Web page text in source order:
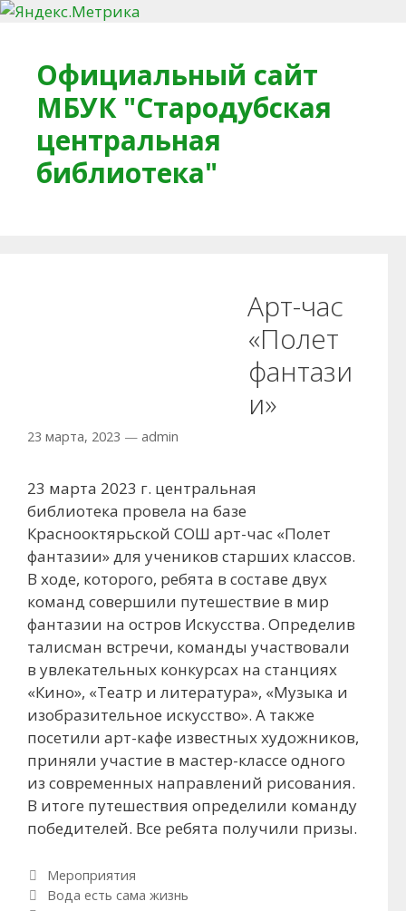
Официальный сайт
МБУК "Стародубская
центральная
библиотека"
Арт-час
«Полет
фантази
и»
23 марта, 2023 — admin
23 марта 2023 г. центральная
библиотека провела на базе
Краснооктярьской СОШ арт-час «Полет
фантазии» для учеников старших классов.
В ходе, которого, ребята в составе двух
команд совершили путешествие в мир
фантазии на остров Искусства. Определив
талисман встречи, команды участвовали
в увлекательных конкурсах на станциях
«Кино», «Театр и литература», «Музыка и
изобразительное искусство». А также
посетили арт-кафе известных художников,
приняли участие в мастер-классе одного
из современных направлений рисования.
В итоге путешествия определили команду
победителей. Все ребята получили призы.
Рубрики
Мероприятия
Навигация по записям
Вода есть сама жизнь